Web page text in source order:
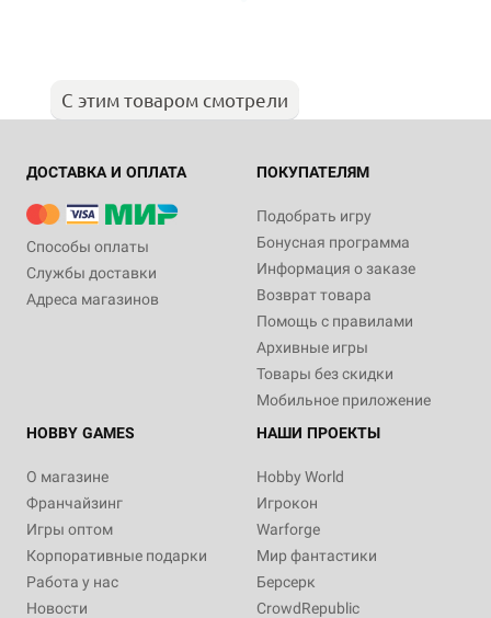
С этим товаром смотрели
ДОСТАВКА И ОПЛАТА
Способы оплаты
Службы доставки
Адреса магазинов
ПОКУПАТЕЛЯМ
Подобрать игру
Бонусная программа
Информация о заказе
Возврат товара
Помощь с правилами
Архивные игры
Товары без скидки
Мобильное приложение
HOBBY GAMES
О магазине
Франчайзинг
Игры оптом
Корпоративные подарки
Работа у нас
Новости
НАШИ ПРОЕКТЫ
Hobby World
Игрокон
Warforge
Мир фантастики
Берсерк
CrowdRepublic